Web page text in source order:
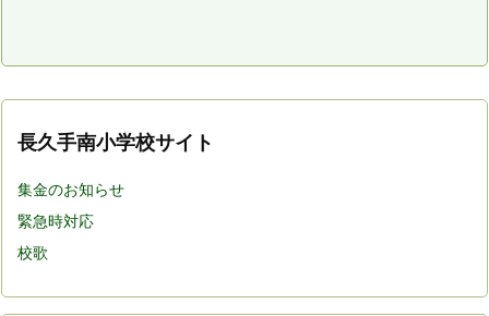
長久手南小学校サイト
集金のお知らせ
緊急時対応
校歌